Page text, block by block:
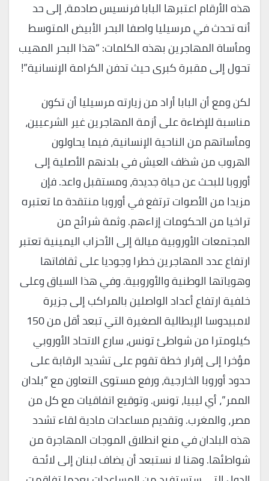
هذه الأرقام اعتبرها البابا فرنسيس صادمة، إلى حد
أنه تحدث في مرسيليا واصفا البحر الأبيض المتوسط
ومأساة المهاجرين بهذه الكلمات: “هذا البحر المهيب
تحول إلى مقبرة كبرى حيث تدفن الكرامة الإنسانية”!
لكن ومع أن البابا أراد من زيارته مرسيليا أن تكون
مناسبة للإضاءة على أزمة المهاجرين غير الشرعيين،
ومأساتهم من الناحية الإنسانية، فيما يحاولون
الهروب من شظف العيش في بلدنهم الأصلية إلى
أوروبا للبحث عن حياة جديدة، ومستقبل واعد. فإن
مزيدا من الأصوات ترتفع في أوروبا منتقدة ما تعتبره
تراخيا من الحكومات إزاءهم. وثمة شرائح من
المجتمعات الأوروبية ميالة إلى الأحزاب اليمينية تعتبر
ارتفاع عدد المهاجرين خطرا وجوديا على ثقافاتها
وهوياتها الوطنية والأوروبية. وفي هذا السياق وعلى
خلفية ارتفاع أعداد الواصلين بالمراكب إلى جزيرة
لامبيدوسا الإيطالية الصغيرة التي تبعد أقل من 150
كيلومترا من شواطئ تونس، سارع الاتحاد الأوروبي
مؤخرا إلى إقرار خطة تقوم على تشديد الرقابة على
حدود أوروبا الخارجية، ورفع مستوى التعاون مع “بلدان
الممر”، أي ليبيا، تونس. وتوقيع اتفاقيات مع كل من
مصر، والمغرب. وتقديم مساعدات مادية لقاء تشدد
هذه البلدان في منع انطلاق الموجات المهاجرة من
شواطئها. وهنا لا نستبعد أن يضاف لبنان إلى لائحة